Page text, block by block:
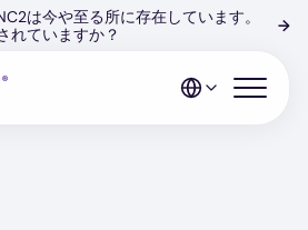
は今や至る所に存在しています。
れていますか？
→
Open